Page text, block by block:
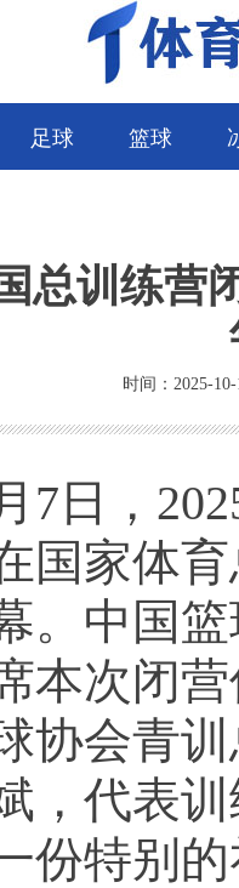
足球 篮球
总训练营
时间：2025-10-
日，
国家体
。中国
本次闭
协会青
，代表
份特别